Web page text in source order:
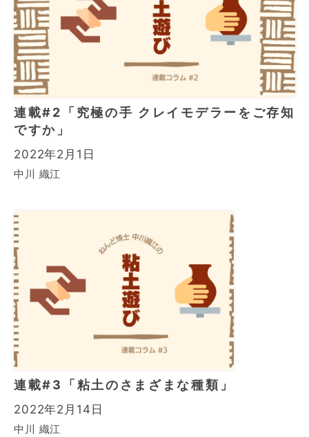
連載#2「究極の手 クレイモデラーをご存知
ですか」
2022年2月1日
中川 織江
連載#3「粘土のさまざまな種類」
2022年2月14日
中川 織江